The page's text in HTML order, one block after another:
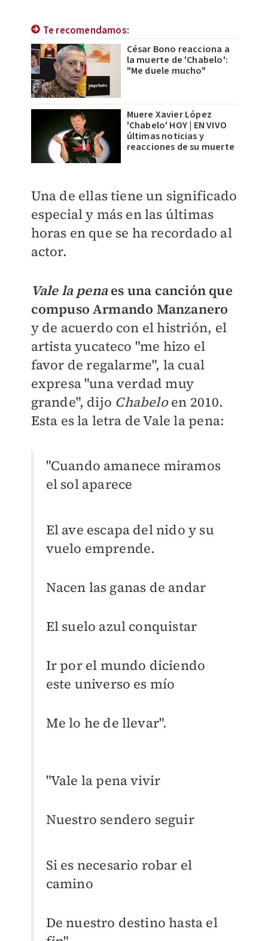
Te recomendamos:
César Bono reacciona a
la muerte de 'Chabelo':
"Me duele mucho"
Muere Xavier López
'Chabelo' HOY | EN VIVO
últimas noticias y
reacciones de su muerte
Una de ellas tiene un significado
especial y más en las últimas
horas en que se ha recordado al
actor.
Vale la penaes una canción que
compuso Armando Manzanero
y de acuerdo con el histrión, el
artista yucateco "me hizo el
favor de regalarme", la cual
expresa "una verdad muy
grande", dijo Chabeloen 2010.
Esta es la letra de Vale la pena:
"Cuando amanece miramos
el sol aparece
El ave escapa del nido y su
vuelo emprende.
Nacen las ganas de andar
El suelo azul conquistar
Ir por el mundo diciendo
este universo es mío
Me lo he de llevar".
"Vale la pena vivir
Nuestro sendero seguir
Si es necesario robar el
camino
De nuestro destino hasta el